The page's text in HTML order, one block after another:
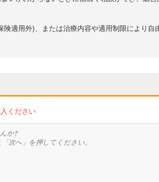
険適用外)、または治療内容や適用制限により自
ください